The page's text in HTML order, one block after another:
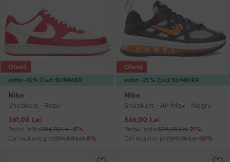
extra -15% Cod: SUMMER
Ofertă
Nike
Sneakers · Roșu
Prețul actual
361,00 Lei
Prețul inițial394,00 Lei-8%
Cel mai mic preț394,00 Lei-8%
extra -25% Cod: SUMMER
Ofertă
Nike
Sneakers · Air Max · Negru
Prețul actual
546,00 Lei
Prețul inițial699,00 Lei-21%
Cel mai mic preț611,00 Lei-10%